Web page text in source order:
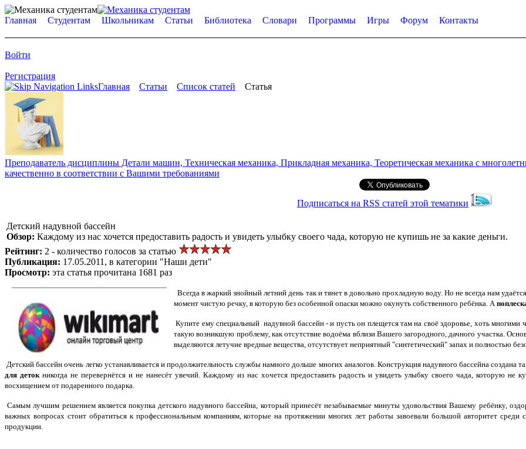
Главная Студентам Школьникам Статьи Библиотека Словари Программы Игры Форум Контакты
Войти
Регистрация
Главная
Статьи Список статей Статья
Преподаватель дисциплины Детали машин, Техническая механика, Прикладная механика, Теоретическая механика с
качественно в соответствии с Вашими требованиями
Подписаться на RSS статей этой тематики
Детский надувной бассейн
Обзор: Каждому из нас хочется предоставить радость и увидеть улыбку своего чада, которую не купишь не за какие деньги.
Рейтинг: 2 - количество голосов за статью
Публикация: 17.05.2011, в категории "Наши дети"
Просмотр: эта статья прочитана 1681 раз
Всегда в жаркий знойный летний день так и тянет в довольно прохладную воду. Но не всегда нам
момент чистую речку, в которую без особенной опаски можно окунуть собственного ребёнка. А
Купите ему специальный надувной бассейн - и пусть он плещется там на своё здоровье, хоть
такую возникшую проблему, как отсутствие водоёма вблизи Вашего загородного, дачного участка.
выделяются летучие вредные вещества, отсутствует неприятный "синтетический" запах и полностью
Детский бассейн очень легко устанавливается и продолжительность службы намного дольше многих аналогов. Конструкция надувного бассейна
для деток никогда не перевернётся и не нанесёт увечий. Каждому из нас хочется предоставить радость и увидеть улыбку своего чада, которую
восхищением от подаренного подарка.
Самым лучшим решением является покупка детского надувного бассейна , который принесёт незабываемые минуты удовольствия Вашему ребёнку,
важных вопросах стоит обратиться к профессиональным компаниям, которые на протяжении многих лет работы завоевали большой авторитет среди
продукции.